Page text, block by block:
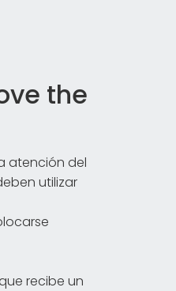
the
atención del
utilizar
recibe un